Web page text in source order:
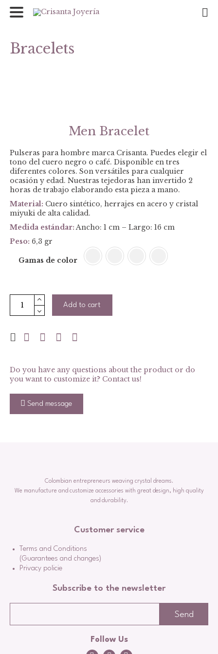
Bracelets
Men Bracelet
Pulseras para hombre marca Crisanta. Puedes elegir el
tono del cuero negro o café. Disponible en tres
diferentes colores. Son versátiles para cualquier
ocasión y edad. Nuestras tejedoras han invertido 2
horas de trabajo elaborando esta pieza a mano.
Material: Cuero sintético, herrajes en acero y cristal
miyuki de alta calidad.
Medida estándar:Ancho: 1 cm – Largo: 16 cm
Peso: 6,3 gr
Gamas de color
Men
Bracelet
Add to cart
Do you have any questions about the product or do
you want to customize it? Contact us!
Send message
Colombian entrepreneurs weaving crystal dreams.
We manufacture and customize accessories with great design, high quality
and durability.
Customer service
Terms and Conditions
(Guarantees and changes)
Privacy policie
Subscribe to the newsletter
Follow Us